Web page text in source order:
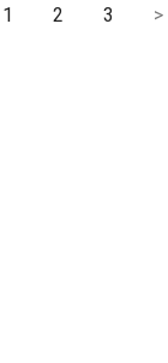
1 2 3 >